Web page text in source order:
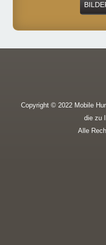
Copyright © 2022 Mobile
die zu
Alle